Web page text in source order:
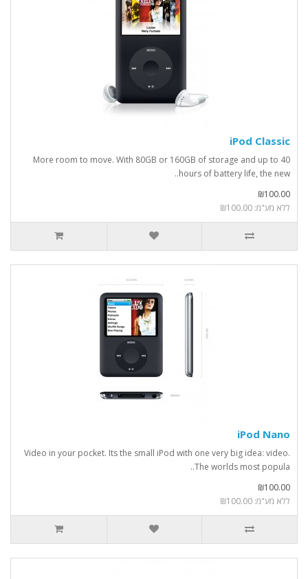
iPod Classic
More room to move. With 80GB or 160GB of storage and up to 40
hours of battery life, the new..
₪100.00
ללא מע"מ: ₪100.00
iPod Nano
Video in your pocket. Its the small iPod with one very big idea: video.
The worlds most popula..
₪100.00
ללא מע"מ: ₪100.00